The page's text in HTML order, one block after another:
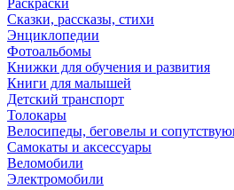
Раскраски
Сказки, рассказы, стихи
Энциклопедии
Фотоальбомы
Книжки для обучения и развития
Книги для малышей
Детский транспорт
Толокары
Велосипеды, беговелы и
Самокаты и аксессуары
Веломобили
Электромобили